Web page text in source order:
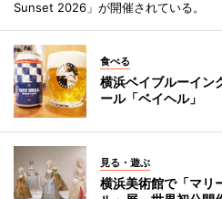
Sunset 2026」が開催されている。
食べる
横浜ベイブルーイ
ール「ベイヘル」
見る・遊ぶ
横浜美術館で「マリ